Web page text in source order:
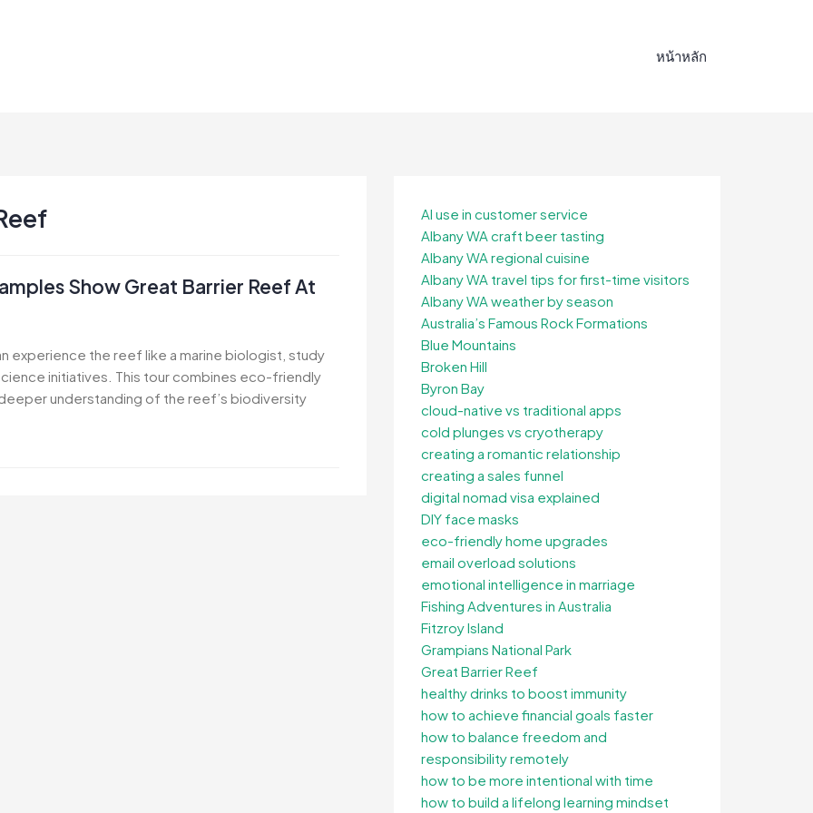
หน้าหลัก
Show Great Barrier Reef At
experience the reef like a marine biologist, study
initiatives. This tour combines eco-friendly
understanding of the reef’s biodiversity
AI use in customer service
Albany WA craft beer tasting
Albany WA regional cuisine
Albany WA travel tips for first-time visitors
Albany WA weather by season
Australia’s Famous Rock Formations
Blue Mountains
Broken Hill
Byron Bay
cloud-native vs traditional apps
cold plunges vs cryotherapy
creating a romantic relationship
creating a sales funnel
digital nomad visa explained
DIY face masks
eco-friendly home upgrades
email overload solutions
emotional intelligence in marriage
Fishing Adventures in Australia
Fitzroy Island
Grampians National Park
Great Barrier Reef
healthy drinks to boost immunity
how to achieve financial goals faster
how to balance freedom and
responsibility remotely
how to be more intentional with time
how to build a lifelong learning mindset